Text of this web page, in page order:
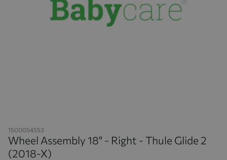
1500054553
Wheel Assembly 18" - Right - Thule Glide 2
(2018-X)